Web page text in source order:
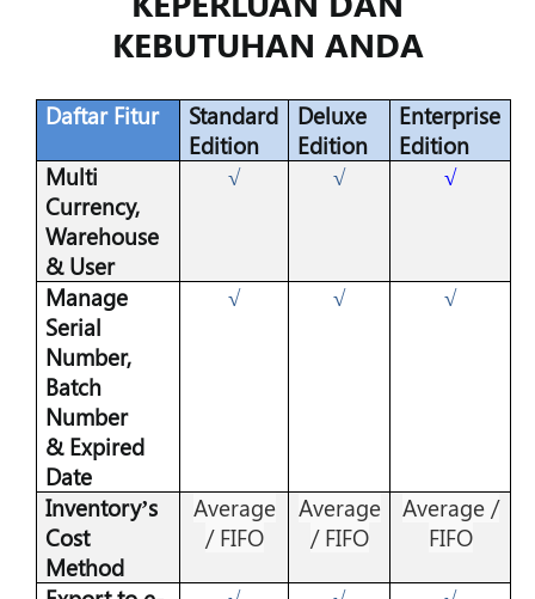
KEBUTUHAN ANDA
Daftar Fitur
Standard
Edition
Deluxe
Edition
Enterprise
Edition
Multi
Currency,
Warehouse
& User
√ √ √
Manage
Serial
Number,
Batch
Number
& Expired
Date
√ √ √
Inventory’s
Cost
Method
Average
/ FIFO
Average
/ FIFO
Average /
FIFO